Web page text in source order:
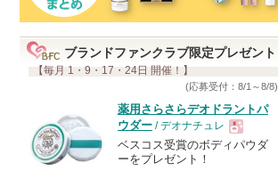
ブランドファンクラブ限定プレゼント
【毎月 1・9・17・24日 開催！】
(応募受付：8/1～8/8)
薬用さらさらデオドラントパ
ウダー / デオナチュレ
現
ベスコス受賞のボディパウダ
ーをプレゼント！